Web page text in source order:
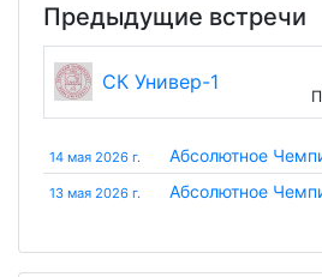
Предыдущие встречи
СК Универ-1
14 мая 2026 г. Абсолютное
13 мая 2026 г. Абсолютное